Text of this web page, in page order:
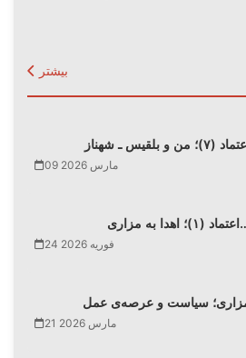
بیشتر
(۷)؛ من و بلقیس ـ شهناز
09 مارس 2026
مزاری…
24 فوریه 2026
سیاست و عرصه‌ی عمل
21 مارس 2026